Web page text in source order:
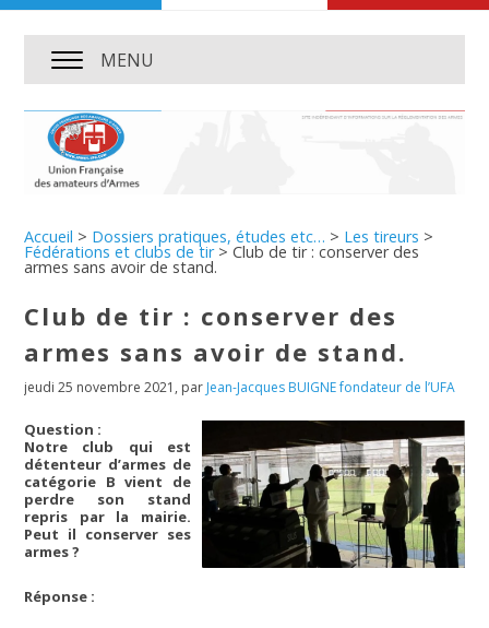
MENU
Accueil > Dossiers pratiques, études etc… > Les tireurs >
Fédérations et clubs de tir>Club de tir : conserver des
armes sans avoir de stand.
Club de tir : conserver des
armes sans avoir de stand.
jeudi 25 novembre 2021, par Jean-Jacques BUIGNE fondateur de l’UFA
Question :
Notre club qui est
détenteur d’armes de
catégorie B vient de
perdre son stand
repris par la mairie.
Peut il conserver ses
armes ?
Réponse :